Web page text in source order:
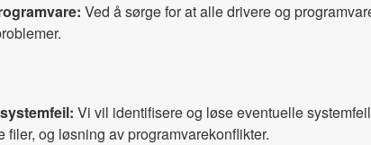
Ved å sørge for at alle drivere og
Vi vil identifisere og løse eventuelle
og løsning av programvarekonflikter.